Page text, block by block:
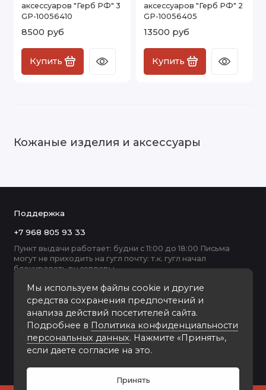
аксессуаров "Герб РФ" 3
GP-10056410
8500 руб
Купить
аксессуаров "Герб РФ" 2
GP-10056405
13500 руб
Купить
Кожаные изделия и аксессуары
Мы используем файлы cookie и другие
средства сохранения предпочтений и
анализа действий посетителей сайта.
Подробнее в Политика конфиденциальности
персональных данных. Нажмите «Принять»,
если даете согласие на это.
Принять
Поддержка
+7 968 805 93 33
Пункт выдачи работает: будни с 11:00 до 18:00 Письма
могут не приходить на гугл почту: т.к. гугл начал
блокировать ру серверы